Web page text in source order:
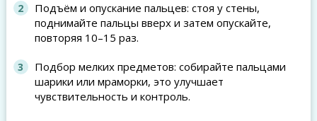
Подъём и опускание пальцев: стоя у стены,
поднимайте пальцы вверх и затем опускайте,
повторяя 10–15 раз.
Подбор мелких предметов: собирайте пальцами
шарики или мраморки, это улучшает
чувствительность и контроль.